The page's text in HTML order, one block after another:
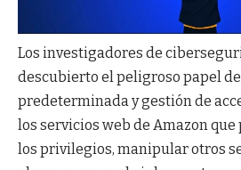
Los investigadores de
descubierto el peligroso papel
predeterminada y gestión de
los servicios web de Amazon
los privilegios, manipular otros